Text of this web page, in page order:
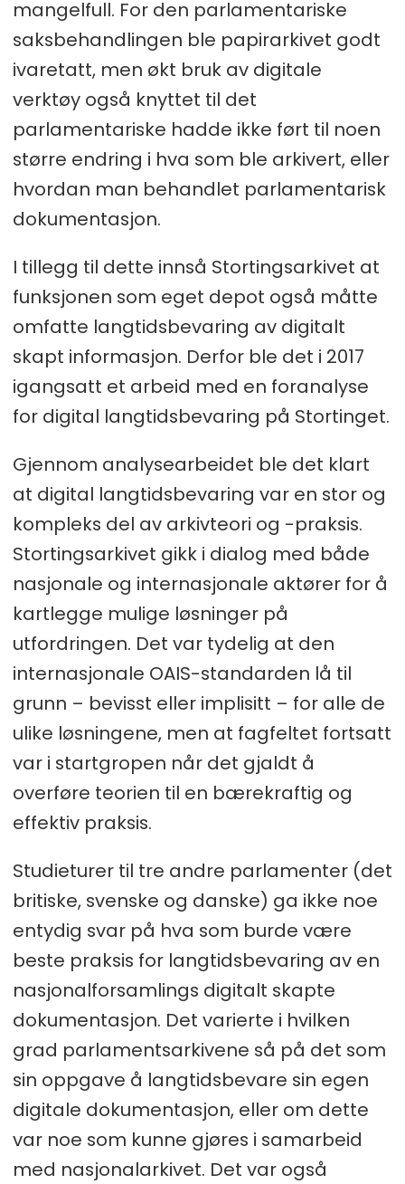
mangelfull. For den parlamentariske
saksbehandlingen ble papirarkivet godt
ivaretatt, men økt bruk av digitale
verktøy også knyttet til det
parlamentariske hadde ikke ført til noen
større endring i hva som ble arkivert, eller
hvordan man behandlet parlamentarisk
dokumentasjon.
I tillegg til dette innså Stortingsarkivet at
funksjonen som eget depot også måtte
omfatte langtidsbevaring av digitalt
skapt informasjon. Derfor ble det i 2017
igangsatt et arbeid med en foranalyse
for digital langtidsbevaring på Stortinget.
Gjennom analysearbeidet ble det klart
at digital langtidsbevaring var en stor og
kompleks del av arkivteori og -praksis.
Stortingsarkivet gikk i dialog med både
nasjonale og internasjonale aktører for å
kartlegge mulige løsninger på
utfordringen. Det var tydelig at den
internasjonale OAIS-standarden lå til
grunn – bevisst eller implisitt – for alle de
ulike løsningene, men at fagfeltet fortsatt
var i startgropen når det gjaldt å
overføre teorien til en bærekraftig og
effektiv praksis.
Studieturer til tre andre parlamenter (det
britiske, svenske og danske) ga ikke noe
entydig svar på hva som burde være
beste praksis for langtidsbevaring av en
nasjonalforsamlings digitalt skapte
dokumentasjon. Det varierte i hvilken
grad parlamentsarkivene så på det som
sin oppgave å langtidsbevare sin egen
digitale dokumentasjon, eller om dette
var noe som kunne gjøres i samarbeid
med nasjonalarkivet. Det var også